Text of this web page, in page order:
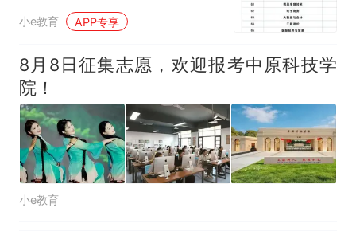
码
小e教育 APP专享
8月8日征集志愿，欢迎报考中原科技学
院！
小e教育